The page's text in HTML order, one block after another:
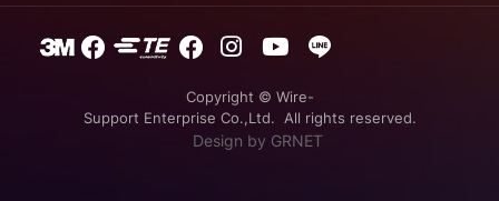
Copyright © Wire-
Support Enterprise Co.,Ltd. All rights reserved.
Design by GRNET